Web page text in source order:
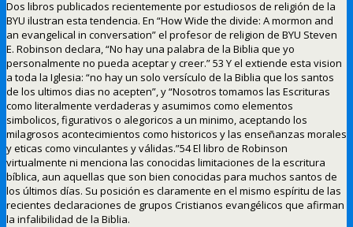
Dos libros publicados recientemente por estudiosos de religión de la
BYU ilustran esta tendencia. En “How Wide the divide: A mormon and
an evangelical in conversation” el profesor de religion de BYU Steven
E. Robinson declara, “No hay una palabra de la Biblia que yo
personalmente no pueda aceptar y creer.” 53 Y el extiende esta vision
a toda la Iglesia: “no hay un solo versículo de la Biblia que los santos
de los ultimos dias no acepten”, y “Nosotros tomamos las Escrituras
como literalmente verdaderas y asumimos como elementos
simbolicos, figurativos o alegoricos a un minimo, aceptando los
milagrosos acontecimientos como historicos y las enseñanzas morales
y eticas como vinculantes y válidas.”54 El libro de Robinson
virtualmente ni menciona las conocidas limitaciones de la escritura
bíblica, aun aquellas que son bien conocidas para muchos santos de
los últimos días. Su posición es claramente en el mismo espíritu de las
recientes declaraciones de grupos Cristianos evangélicos que afirman
la infalibilidad de la Biblia.